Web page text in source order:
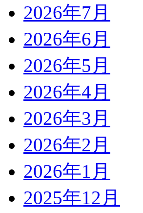
2026年7月
2026年6月
2026年5月
2026年4月
2026年3月
2026年2月
2026年1月
2025年12月